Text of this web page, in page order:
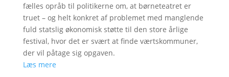
fælles opråb til politikerne om, at børneteatret er
truet – og helt konkret af problemet med manglende
fuld statslig økonomisk støtte til den store årlige
festival, hvor det er svært at finde værtskommuner,
der vil påtage sig opgaven.
Læs mere